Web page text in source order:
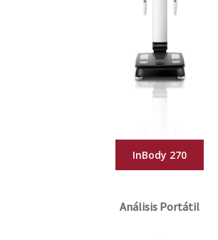
InBody 270
Análisis Portátil